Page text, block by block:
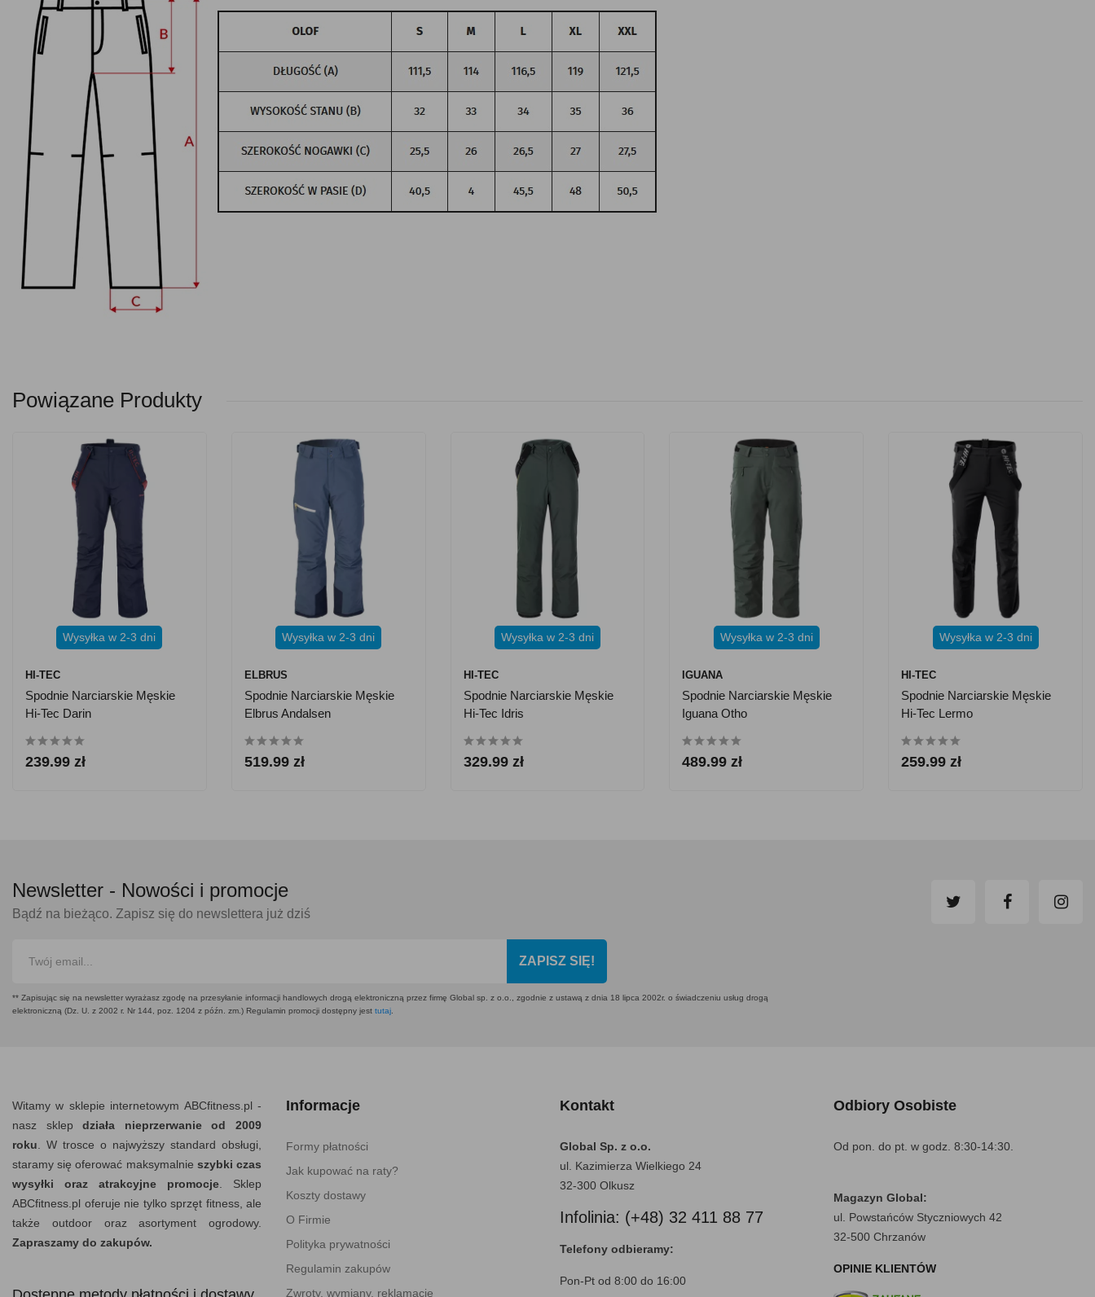
Powiązane Produkty
Wysyłka w 2-3 dni
HI-TEC
Spodnie Narciarskie Męskie
Hi-Tec Darin
239.99 zł
Wysyłka w 2-3 dni
ELBRUS
Spodnie Narciarskie Męskie
Elbrus Andalsen
519.99 zł
Wysyłka w 2-3 dni
HI-TEC
Spodnie Narciarskie Męskie
Hi-Tec Idris
329.99 zł
Wysyłka w 2-3 dni
IGUANA
Spodnie Narciarskie Męskie
Iguana Otho
489.99 zł
Wysyłka w 2-3 dni
HI-TEC
Spodnie Narciarskie Męskie
Hi-Tec Lermo
259.99 zł
Newsletter - Nowości i promocje
Bądź na bieżąco. Zapisz się do newslettera już dziś
ZAPISZ SIĘ!
** Zapisując się na newsletter wyrażasz zgodę na przesyłanie informacji handlowych drogą elektroniczną przez firmę Global sp. z o.o., zgodnie z ustawą z dnia 18 lipca 2002r. o świadczeniu usług drogą
elektroniczną (Dz. U. z 2002 r. Nr 144, poz. 1204 z późn. zm.) Regulamin promocji dostępny jest tutaj
Witamy w sklepie internetowym ABCfitness.pl -
nasz sklepdziała nieprzerwanie od 2009
roku . W trosce o najwyższy standard obsługi,
staramy się oferować maksymalnie szybki czas
wysyłki oraz atrakcyjne promocje . Sklep
ABCfitness.pl oferuje nie tylko sprzęt fitness, ale
także outdoor oraz asortyment ogrodowy.
Zapraszamy do zakupów.
Informacje
Formy płatności
Jak kupować na raty?
Koszty dostawy
O Firmie
Polityka prywatności
Regulamin zakupów
Zwroty, wymiany, reklamacje
Kontakt
Global Sp. z o.o.
ul. Kazimierza Wielkiego 24
32-300 Olkusz
Infolinia: (+48) 32 411 88 77
Telefony odbieramy:
Pon-Pt od 8:00 do 16:00
Odbiory Osobiste
Od pon. do pt. w godz. 8:30-14:30.
Magazyn Global:
ul. Powstańców Styczniowych 42
32-500 Chrzanów
OPINIE KLIENTÓW